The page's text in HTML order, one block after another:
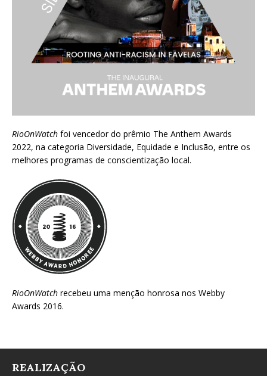
RioOnWatch foi vencedor do prêmio The Anthem Awards
2022, na categoria Diversidade, Equidade e Inclusão, entre os
melhores programas de conscientização local.
RioOnWatch recebeu uma menção honrosa nos Webby
Awards 2016.
REALIZAÇÃO